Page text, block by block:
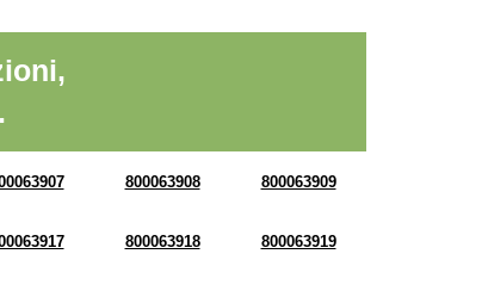
800063908 800063909
800063918 800063919